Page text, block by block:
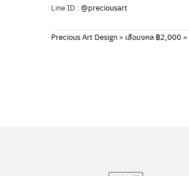
Line ID : @preciousart
Precious Art Design» เสือมงคล ฿2,000 »